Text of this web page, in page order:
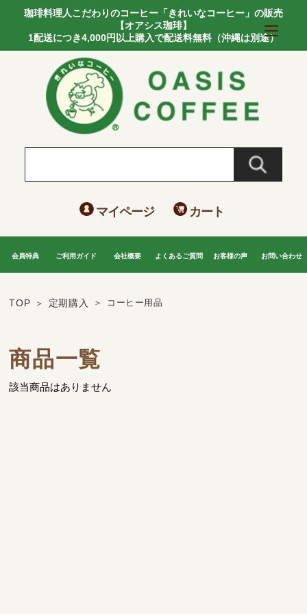
珈琲料理人こだわりのコーヒー「きれいなコーヒー」の販売
【オアシス珈琲】
1配送につき4,000円以上購入で配送料無料（沖縄は別途）
マイページ カート
会員特典 ご利用ガイド 会社概要 よくあるご質問 お客様の声 お問い合わせ
TOP 定期購入 コーヒー用品
商品一覧
該当商品はありません